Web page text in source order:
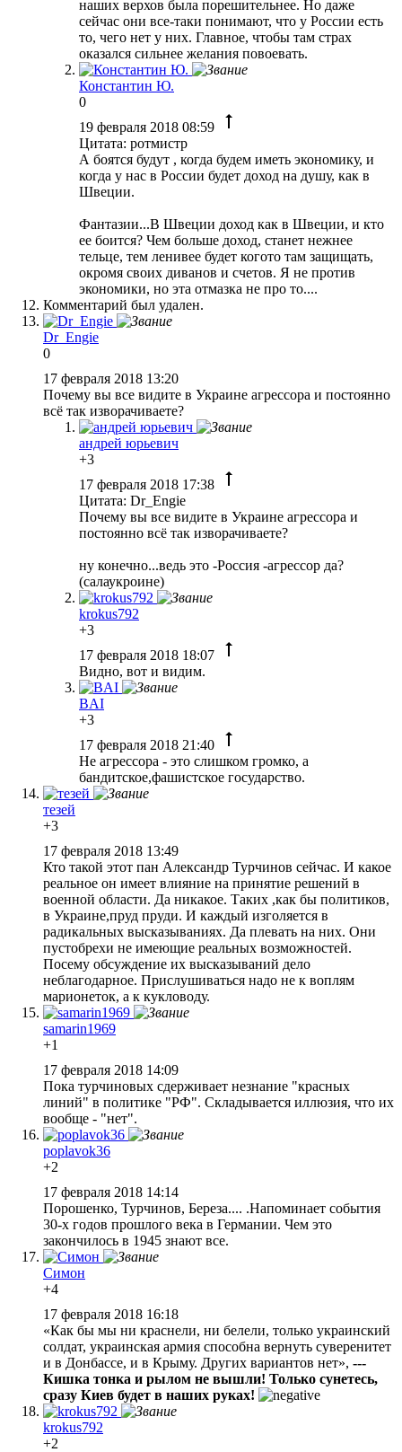
наших верхов была порешительнее. Но даже
сейчас они все-таки понимают, что у России есть
то, чего нет у них. Главное, чтобы там страх
оказался сильнее желания повоевать.
Константин Ю.
0
19 февраля 2018 08:59
Цитата: ротмистр
А боятся будут , когда будем иметь экономику, и
когда у нас в России будет доход на душу, как в
Швеции.
Фантазии...В Швеции доход как в Швеции, и кто
ее боится? Чем больше доход, станет нежнее
тельце, тем ленивее будет когото там защищать,
окромя своих диванов и счетов. Я не против
экономики, но эта отмазка не про то....
Комментарий был удален.
Dr_Engie
0
17 февраля 2018 13:20
Почему вы все видите в Украине агрессора и постоянно
всё так изворачиваете?
андрей юрьевич
+3
17 февраля 2018 17:38
Цитата: Dr_Engie
Почему вы все видите в Украине агрессора и
постоянно всё так изворачиваете?
ну конечно...ведь это -Россия -агрессор да?
(салаукроине)
krokus792
+3
17 февраля 2018 18:07
Видно, вот и видим.
BAI
+3
17 февраля 2018 21:40
Не агрессора - это слишком громко, а
бандитское,фашистское государство.
тезей
+3
17 февраля 2018 13:49
Кто такой этот пан Александр Турчинов сейчас. И какое
реальное он имеет влияние на принятие решений в
военной области. Да никакое. Таких ,как бы политиков,
в Украине,пруд пруди. И каждый изголяется в
радикальных высказываниях. Да плевать на них. Они
пустобрехи не имеющие реальных возможностей.
Посему обсуждение их высказываний дело
неблагодарное. Прислушиваться надо не к воплям
марионеток, а к кукловоду.
samarin1969
+1
17 февраля 2018 14:09
Пока турчиновых сдерживает незнание "красных
линий" в политике "РФ". Складывается иллюзия, что их
вообще - "нет".
poplavok36
+2
17 февраля 2018 14:14
Порошенко, Турчинов, Береза.... .Напоминает события
30-х годов прошлого века в Германии. Чем это
закончилось в 1945 знают все.
Симон
+4
17 февраля 2018 16:18
«Как бы мы ни краснели, ни белели, только украинский
солдат, украинская армия способна вернуть суверенитет
и в Донбассе, и в Крыму. Других вариантов нет», ---
Кишка тонка и рылом не вышли! Только сунетесь,
сразу Киев будет в наших руках!
krokus792
+2